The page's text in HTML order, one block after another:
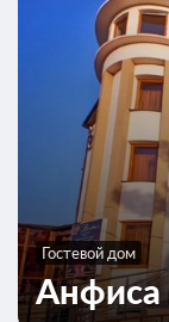
Гостевой дом
Анфиса